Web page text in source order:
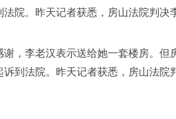
院。昨天记者获悉，房山法院判决
，李老汉表示送给她一套楼房。但
诉到法院。昨天记者获悉，房山法院